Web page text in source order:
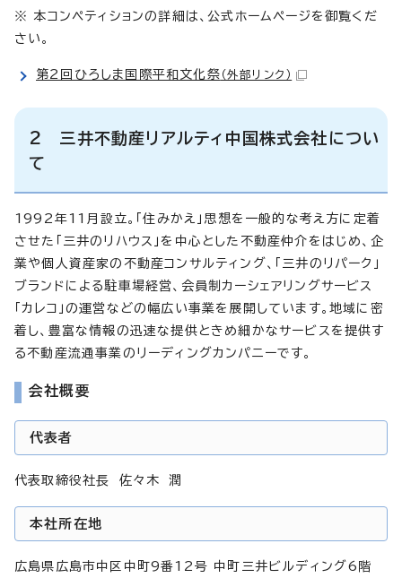
※ 本コンペティションの詳細は、公式ホームページを御覧くだ
さい。
第2回ひろしま国際平和文化祭 （外部リンク）
2 三井不動産リアルティ中国株式会社につい
て
1992年11月設立。「住みかえ」思想を一般的な考え方に定着
させた「三井のリハウス」を中心とした不動産仲介をはじめ、企
業や個人資産家の不動産コンサルティング、「三井のリパーク」
ブランドによる駐車場経営、会員制カーシェアリングサービス
「カレコ」の運営などの幅広い事業を展開しています。地域に密
着し、豊富な情報の迅速な提供ときめ細かなサービスを提供す
る不動産流通事業のリーディングカンパニーです。
会社概要
代表者
代表取締役社長 佐々木 潤
本社所在地
広島県広島市中区中町9番12号 中町三井ビルディング6階